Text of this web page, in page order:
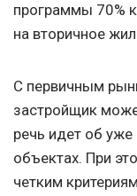
программы 70%
на вторичное
С первичным
застройщик
речь идет об
объектах. При
четким